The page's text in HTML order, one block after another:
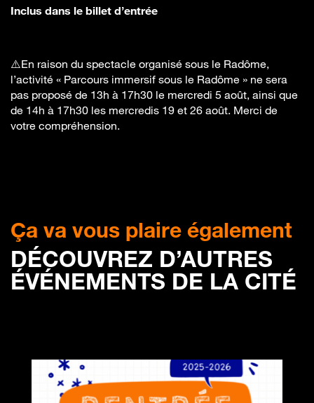
Inclus dans le billet d’entrée
⚠️En raison du spectacle organisé sous le Radôme,
l’activité « Parcours immersif sous le Radôme » ne sera
pas proposé de 13h à 17h30 le mercredi 5 août, ainsi que
de 14h à 17h30 les mercredis 19 et 26 août. Merci de
votre compréhension.
Ça va vous plaire également
DÉCOUVREZ D’AUTRES
ÉVÉNEMENTS DE LA CITÉ